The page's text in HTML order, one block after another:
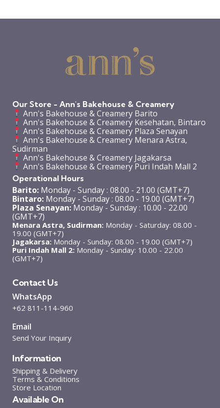
Our Store - Ann's Bakehouse & Creamery
Ann's Bakehouse & Creamery Barito
Ann's Bakehouse & Creamery Kesehatan, Bintaro
Ann's Bakehouse & Creamery Plaza Senayan
Ann's Bakehouse & Creamery Menara Astra,
Sudirman
Ann's Bakehouse & Creamery Jagakarsa
Ann's Bakehouse & Creamery Puri Indah Mall 2
Operational Hours
Barito: Monday - Sunday : 08.00 - 21.00 (GMT+7)
Bintaro: Monday - Sunday : 08.00 - 19.00 (GMT+7)
Plaza Senayan: Monday - Sunday : 10.00 - 22.00
(GMT+7)
Menara Astra, Sudirman: Monday - Saturday: 08.00 -
19.00 (GMT+7)
Jagakarsa: Monday - Sunday: 08.00 - 19.00 (GMT+7)
Puri Indah Mall 2: Monday - Sunday: 10.00 - 22.00
(GMT+7)
Contact Us
WhatsApp
+62 811-114-960
Email
Send Your Inquiry
Information
Shipping & Delivery
Terms & Conditions
Store Location
Available On